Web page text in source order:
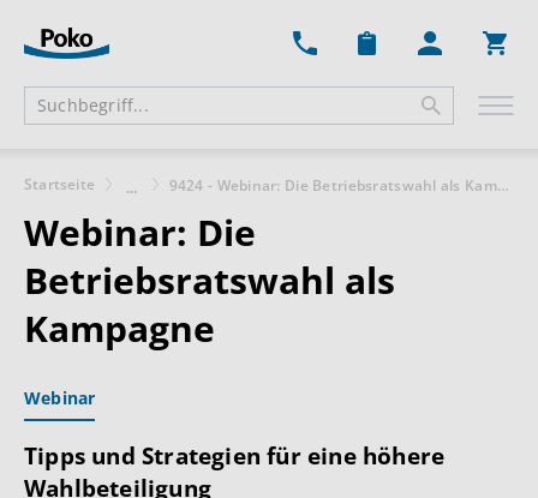
Startseite ... 9424 - Webinar: Die Betriebsratswahl als Kampagne
Webinar: Die
Betriebsratswahl als
Kampagne
Webinar
Tipps und Strategien für eine höhere
Wahlbeteiligung